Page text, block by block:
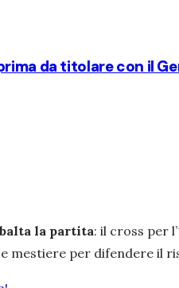
da titolare con il
la partita: il cross per
mestiere per difendere il